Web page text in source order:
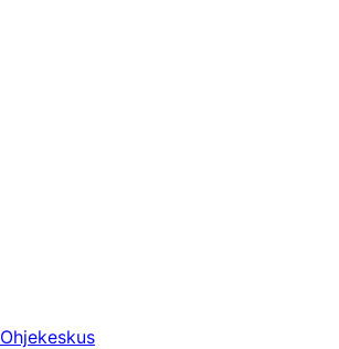
Ohjekeskus